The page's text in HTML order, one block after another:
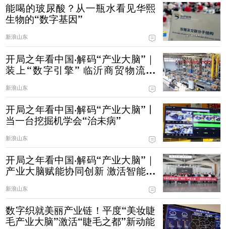
能喝的玻尿酸？从一瓶水看见华熙
生物的“数字基因”
新浪山东
开局之年看中国·解码“产业大脑”｜
装上“数字引擎” 临沂商贸物流有
新浪山东
开局之年看中国·解码“产业大脑”丨
当一台挖掘机学会“治未病”
新浪山东
开局之年看中国·解码“产业大脑”｜
产业大脑赋能协同创新 激活智能家
新浪山东
数字织就美丽产业链！平度“美妆睫
毛产业大脑”激活“睫毛之都”新动能